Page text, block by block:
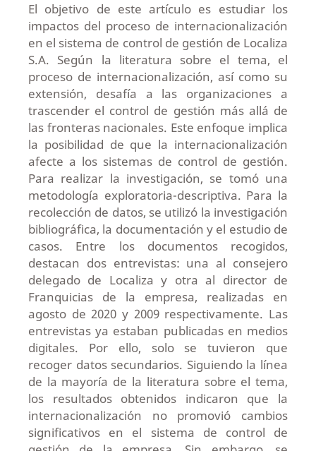
El objetivo de este artículo es estudiar los
impactos del proceso de internacionalización
en el sistema de control de gestión de Localiza
S.A. Según la literatura sobre el tema, el
proceso de internacionalización, así como su
extensión, desafía a las organizaciones a
trascender el control de gestión más allá de
las fronteras nacionales. Este enfoque implica
la posibilidad de que la internacionalización
afecte a los sistemas de control de gestión.
Para realizar la investigación, se tomó una
metodología exploratoria-descriptiva. Para la
recolección de datos, se utilizó la investigación
bibliográfica, la documentación y el estudio de
casos. Entre los documentos recogidos,
destacan dos entrevistas: una al consejero
delegado de Localiza y otra al director de
Franquicias de la empresa, realizadas en
agosto de 2020 y 2009 respectivamente. Las
entrevistas ya estaban publicadas en medios
digitales. Por ello, solo se tuvieron que
recoger datos secundarios. Siguiendo la línea
de la mayoría de la literatura sobre el tema,
los resultados obtenidos indicaron que la
internacionalización no promovió cambios
significativos en el sistema de control de